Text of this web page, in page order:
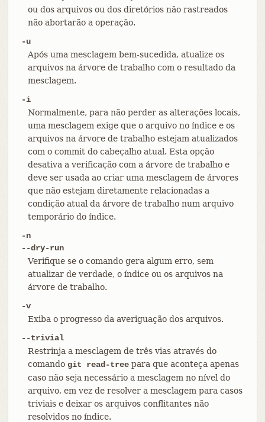
ou dos arquivos ou dos diretórios não rastreados
não abortarão a operação.
-u
Após uma mesclagem bem-sucedida, atualize os
arquivos na árvore de trabalho com o resultado da
mesclagem.
-i
Normalmente, para não perder as alterações locais,
uma mesclagem exige que o arquivo no índice e os
arquivos na árvore de trabalho estejam atualizados
com o commit do cabeçalho atual. Esta opção
desativa a verificação com a árvore de trabalho e
deve ser usada ao criar uma mesclagem de árvores
que não estejam diretamente relacionadas a
condição atual da árvore de trabalho num arquivo
temporário do índice.
-n
--dry-run
Verifique se o comando gera algum erro, sem
atualizar de verdade, o índice ou os arquivos na
árvore de trabalho.
-v
Exiba o progresso da averiguação dos arquivos.
--trivial
Restrinja a mesclagem de três vias através do
comando git read-treepara que aconteça apenas
caso não seja necessário a mesclagem no nível do
arquivo, em vez de resolver a mesclagem para casos
triviais e deixar os arquivos conflitantes não
resolvidos no índice.